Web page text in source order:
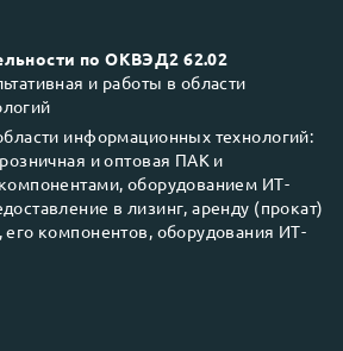
по ОКВЭД2 62.02
и работы в области
информационных технологий:
и оптовая ПАК и
оборудованием ИТ-
в лизинг, аренду (прокат)
компонентов, оборудования ИТ-